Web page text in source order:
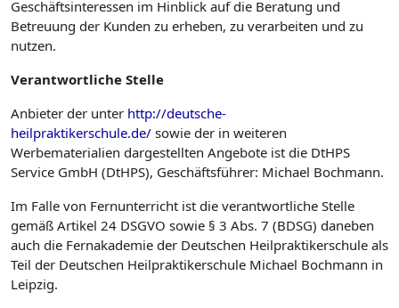
Geschäftsinteressen im Hinblick auf die Beratung und
Betreuung der Kunden zu erheben, zu verarbeiten und zu
nutzen.
Verantwortliche Stelle
Anbieter der unter http://deutsche-
heilpraktikerschule.de/ sowie der in weiteren
Werbematerialien dargestellten Angebote ist die DtHPS
Service GmbH (DtHPS), Geschäftsführer: Michael Bochmann.
Im Falle von Fernunterricht ist die verantwortliche Stelle
gemäß Artikel 24 DSGVO sowie § 3 Abs. 7 (BDSG) daneben
auch die Fernakademie der Deutschen Heilpraktikerschule als
Teil der Deutschen Heilpraktikerschule Michael Bochmann in
Leipzig.